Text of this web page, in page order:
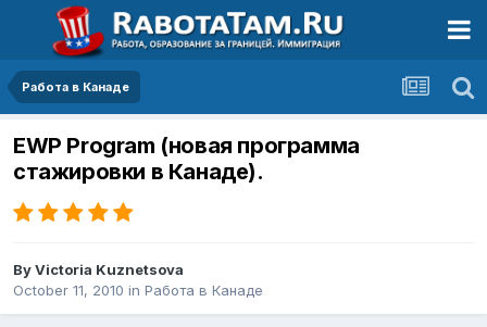
Работа в Канаде
EWP Program (новая программа
стажировки в Канаде).
ByVictoria Kuznetsova
October 11, 2010 in Работа в Канаде